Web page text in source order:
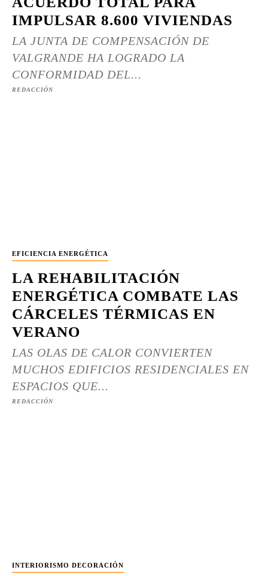
IMPULSAR 8.600 VIVIENDAS
LA JUNTA DE COMPENSACIÓN DE
VALGRANDE HA LOGRADO LA
CONFORMIDAD DEL...
REDACCIÓN
EFICIENCIA ENERGÉTICA
LA REHABILITACIÓN
ENERGÉTICA COMBATE LAS
CÁRCELES TÉRMICAS EN
VERANO
LAS OLAS DE CALOR CONVIERTEN
MUCHOS EDIFICIOS RESIDENCIALES EN
ESPACIOS QUE...
REDACCIÓN
INTERIORISMO DECORACIÓN